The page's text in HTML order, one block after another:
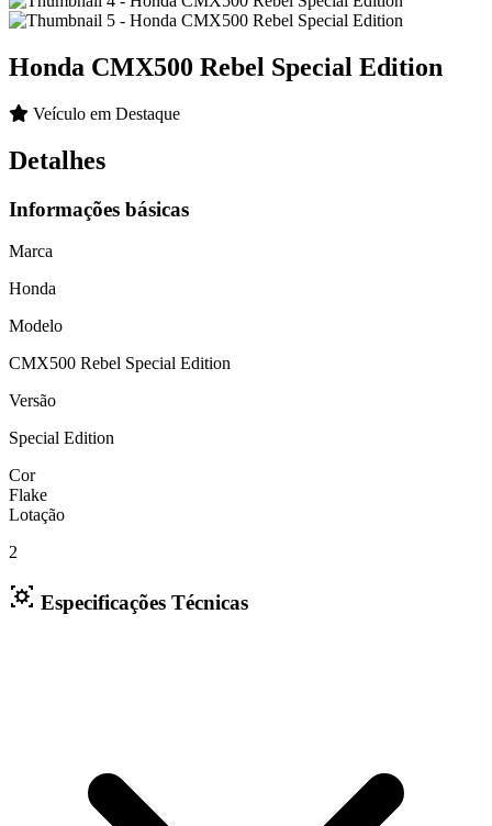
Honda CMX500 Rebel Special Edition
Veículo em Destaque
Detalhes
Informações básicas
Marca
Honda
Modelo
CMX500 Rebel Special Edition
Versão
Special Edition
Cor
Flake
Lotação
2
Especificações Técnicas